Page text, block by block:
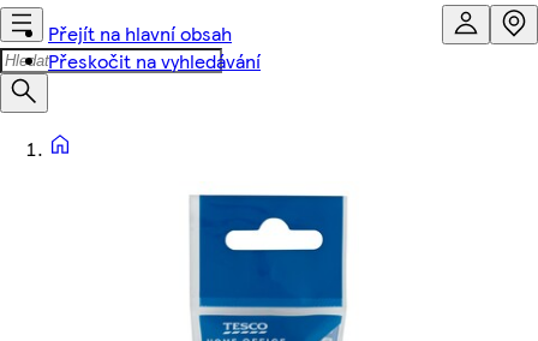
Přejít na hlavní obsah
Přeskočit na vyhledávání